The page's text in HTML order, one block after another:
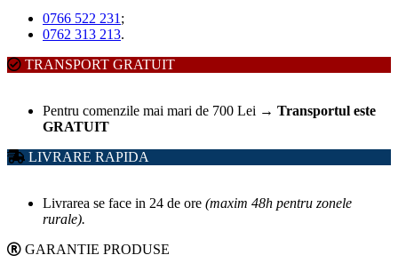
0766 522 231 ;
0762 313 213.
TRANSPORT GRATUIT
Pentru comenzile mai mari de 700 Lei → Transportul este
GRATUIT
LIVRARE RAPIDA
Livrarea se face in 24 de ore (maxim 48h pentru zonele
rurale).
GARANTIE PRODUSE